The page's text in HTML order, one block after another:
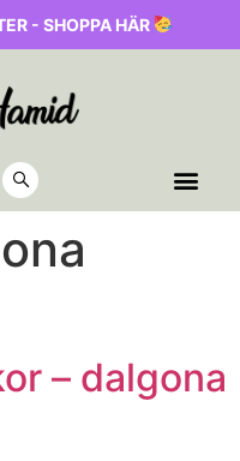
- SHOPPA HÄR
– dalgona